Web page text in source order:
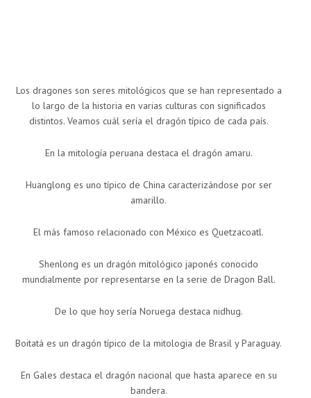
Los dragones son seres mitológicos que se han representado a
lo largo de la historia en varias culturas con significados
distintos. Veamos cuál sería el dragón típico de cada país.
En la mitología peruana destaca el dragón amaru.
Huanglong es uno típico de China caracterizándose por ser
amarillo.
El más famoso relacionado con México es Quetzacoatl.
Shenlong es un dragón mitológico japonés conocido
mundialmente por representarse en la serie de Dragon Ball.
De lo que hoy sería Noruega destaca nidhug.
Boitatá es un dragón típico de la mitologia de Brasil y Paraguay.
En Gales destaca el dragón nacional que hasta aparece en su
bandera.